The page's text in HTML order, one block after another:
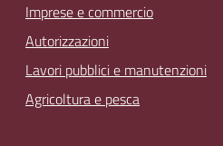
Imprese e commercio
Autorizzazioni
Lavori pubblici e manutenzioni
Agricoltura e pesca